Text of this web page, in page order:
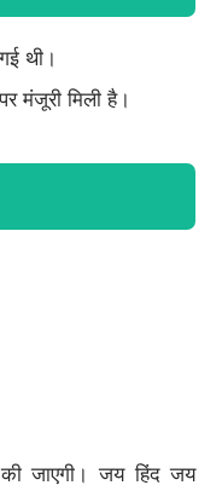
थी।
मंजूरी मिली है।
जाएगी। जय हिंद जय